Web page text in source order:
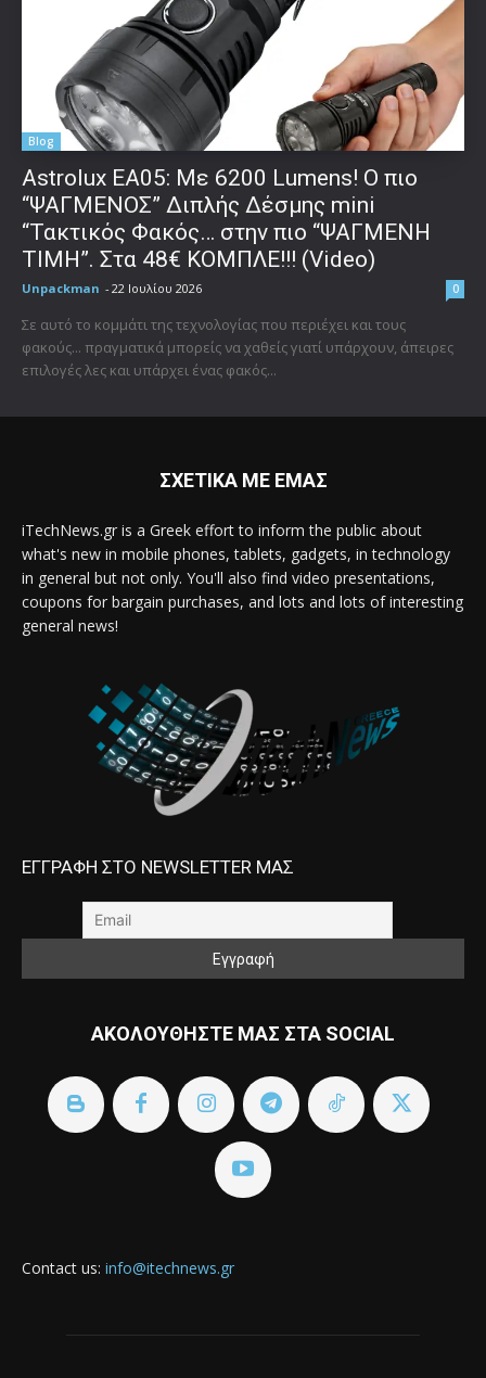
Blog
Astrolux ΕΑ05: Με 6200 Lumens! Ο πιο
“ΨΑΓΜΕΝΟΣ” Διπλής Δέσμης mini
“Τακτικός Φακός… στην πιο “ΨΑΓΜΕΝΗ
ΤΙΜΗ”. Στα 48€ ΚΟΜΠΛΕ!!! (Video)
Unpackman - 22 Ιουλίου 2026 0
Σε αυτό το κομμάτι της τεχνολογίας που περιέχει και τους
φακούς... πραγματικά μπορείς να χαθείς γιατί υπάρχουν, άπειρες
επιλογές λες και υπάρχει ένας φακός...
ΣΧΕΤΙΚΑ ΜΕ ΕΜΑΣ
iTechNews.gr is a Greek effort to inform the public about
what's new in mobile phones, tablets, gadgets, in technology
in general but not only. You'll also find video presentations,
coupons for bargain purchases, and lots and lots of interesting
general news!
ΕΓΓΡΑΦΗ ΣΤΟ NEWSLETTER ΜΑΣ
ΑΚΟΛΟΥΘΗΣΤΕ ΜΑΣ ΣΤΑ SOCIAL
Contact us: info@itechnews.gr